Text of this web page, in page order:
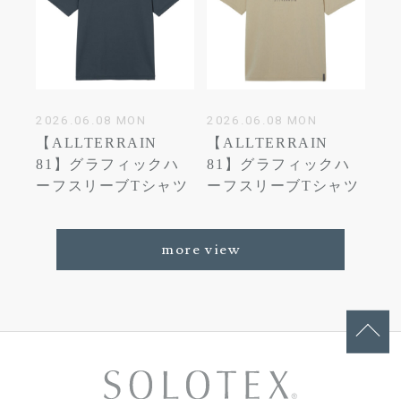
2026.06.08 MON
【ALLTERRAIN
81】グラフィックハ
ーフスリーブTシャツ
2026.06.08 MON
【ALLTERRAIN
81】グラフィックハ
ーフスリーブTシャツ
more view